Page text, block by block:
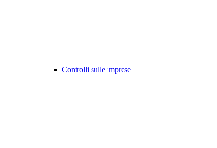
Controlli sulle imprese